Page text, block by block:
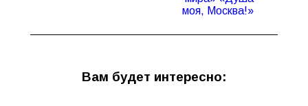
моя, Москва!»
Вам будет интересно: